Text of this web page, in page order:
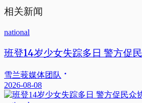
相关新闻
national
班登14岁少女失踪多日 警方促
雪兰莪媒体团队
2026-08-08